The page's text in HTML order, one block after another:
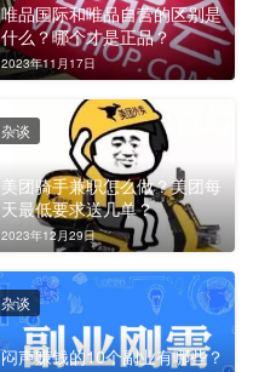
唯品国际和唯品自营的区别是
什么？哪个才是正品？
2023年11月17日
美团骑手兼职怎么做？美团每
天最低要求送几单？
2023年12月29日
杂谈
闷声赚钱的10个副业有哪些？
杂谈